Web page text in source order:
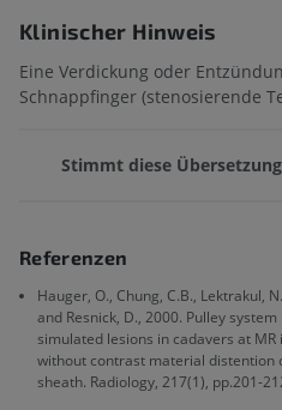
Klinischer Hinweis
Eine Verdickung oder
Schnappfinger (stenosierende
Stimmt diese
Referenzen
Hauger, O., Chung, C.B., Lektrakul,
and Resnick, D., 2000. Pulley
simulated lesions in cadavers at MR
without contrast material distention
sheath. Radiology, 217(1), pp.201-